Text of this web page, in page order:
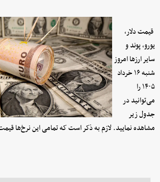
قیمت دلار،
یورو، پوند و
سایر ارز‌ها امروز
شنبه ۱۶ خرداد
۱۴۰۵ را
می‌توانید در
جدول زیر
مشاهده نمایید. لازم به ذکر است که تمامی این نرخ‌ها